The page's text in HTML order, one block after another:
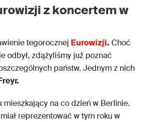
z koncertem w
tegorocznej Eurowizji. Choć
odbył, zdążyliśmy już poznać
państw. Jednym z nich
mieszkający na co dzień w Berlinie.
reprezentować w tym roku w